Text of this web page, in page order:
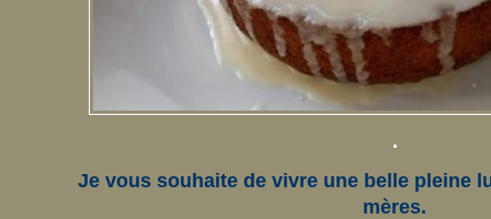
.
Je vous souhaite de vivre une belle pleine
mères.